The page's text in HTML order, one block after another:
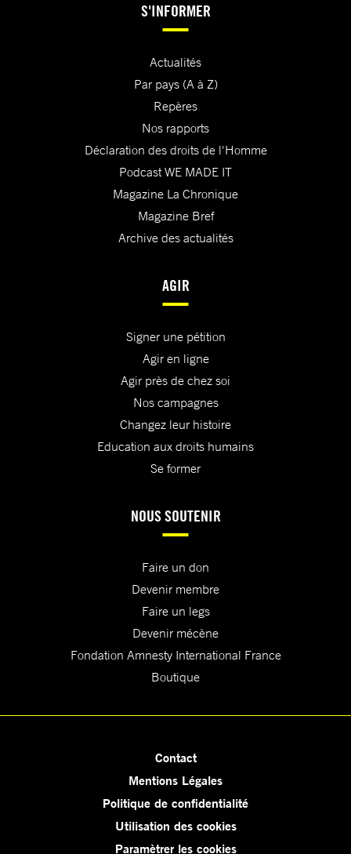
S'INFORMER
Actualités
Par pays (A à Z)
Repères
Nos rapports
Déclaration des droits de l'Homme
Podcast WE MADE IT
Magazine La Chronique
Magazine Bref
Archive des actualités
AGIR
Signer une pétition
Agir en ligne
Agir près de chez soi
Nos campagnes
Changez leur histoire
Education aux droits humains
Se former
NOUS SOUTENIR
Faire un don
Devenir membre
Faire un legs
Devenir mécène
Fondation Amnesty International France
Boutique
Contact
Mentions Légales
Politique de confidentialité
Utilisation des cookies
Paramètrer les cookies